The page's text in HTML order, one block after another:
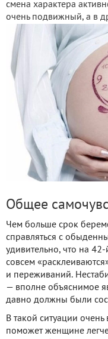
смена характера
очень подвижный, а в
Общее
Чем больше срок
справляться с
удивительно, что на 42-
совсем
и переживаний.
— вполне объяснимое
давно должны были
В такой ситуации
поможет женщине